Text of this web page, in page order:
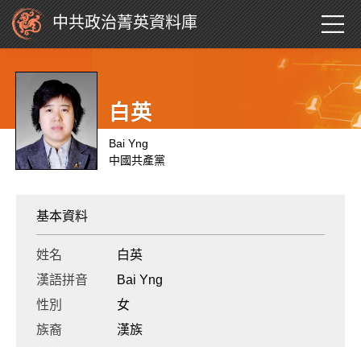
中共政治菁英資料庫
白英
Bai Yng
中國共產黨
基本資料
姓名
白英
漢語拼音
Bai Yng
性別
女
族裔
漢族